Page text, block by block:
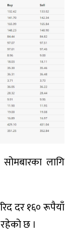
लागि
दर १६० रूपैयाँ
छ ।